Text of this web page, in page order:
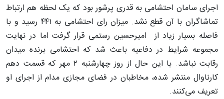
اجرای سامان احتشامی به قدری پرشور بود که یک لحظه هم ارتباط
تماشاگران با آن قطع نشد. میزان رای احتشامی به ۴۴۱ رسید و با
فاصله بسیار زیاد از امیرحسین رستمی قرار گرفت اما در نهایت
مجموعه شرایط در دفاعیه باعث شد که احتشامی برنده میدان
رقابت نباشد. با این حال از روز چهارشنبه ۲ مهر که قسمت دهم
کارناوال منتشر شده، مخاطبان در فضای مجازی مدام از اجرای او
تعریف می‌کنند.